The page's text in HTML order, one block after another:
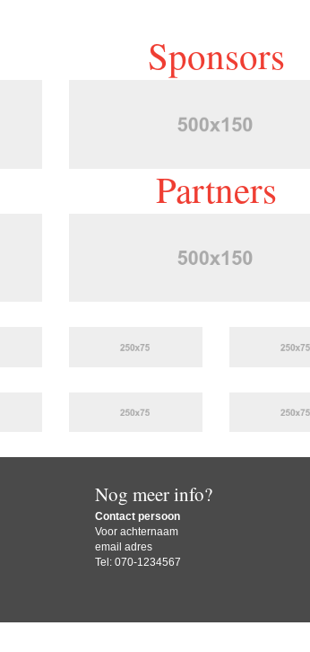
Sponsors
Partners
Nog meer info?
Contact persoon
Voor achternaam
email adres
Tel: 070-1234567